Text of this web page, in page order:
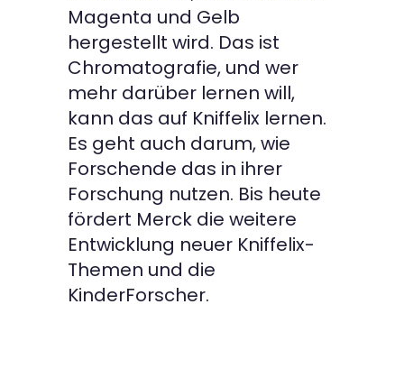
Magenta und Gelb
hergestellt wird. Das ist
Chromatografie, und wer
mehr darüber lernen will,
kann das auf Kniffelix lernen.
Es geht auch darum, wie
Forschende das in ihrer
Forschung nutzen. Bis heute
fördert Merck die weitere
Entwicklung neuer Kniffelix-
Themen und die
KinderForscher.